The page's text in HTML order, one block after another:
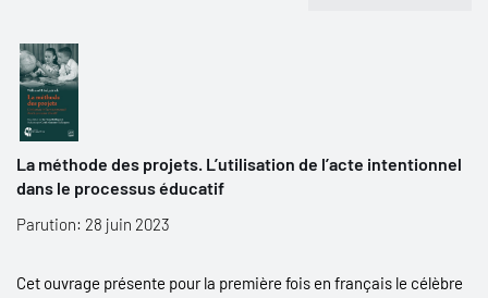
La méthode des projets. L’utilisation de l’acte intentionnel
dans le processus éducatif
Parution: 28 juin 2023
Cet ouvrage présente pour la première fois en français le célèbre